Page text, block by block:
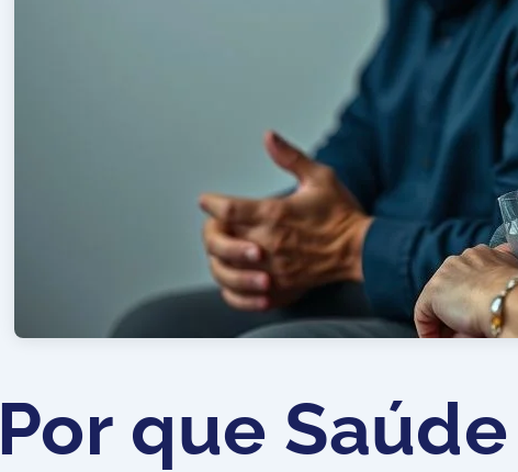
Por que